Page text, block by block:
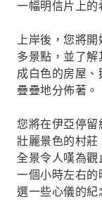
一幅明信片上的
上岸後，您將
多景點，並了解
成白色的房屋
疊疊地分佈著。
您將在伊亞停留
壯麗景色的村莊
全景令人嘆為觀
一個小時左右的
選一些心儀的紀